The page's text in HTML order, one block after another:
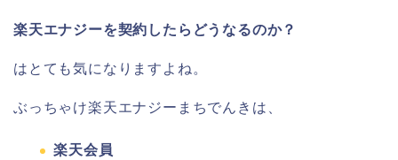
楽天エナジーを契約したらどうなるのか？
はとても気になりますよね。
ぶっちゃけ楽天エナジーまちでんきは、
楽天会員